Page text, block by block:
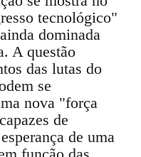
tecnológico"
dominada
A questão
das lutas do
se
nova "força
de
de uma